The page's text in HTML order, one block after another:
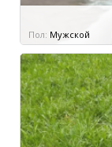
Пол: Мужской